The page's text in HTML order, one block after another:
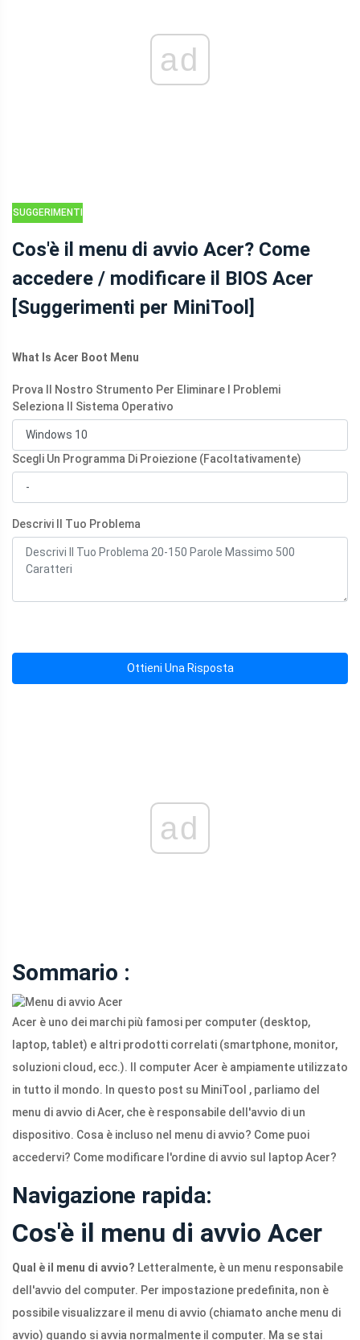
ad
SUGGERIMENTI
RECUPERO DEI
DATI
Cos'è il menu di avvio Acer? Come
accedere / modificare il BIOS Acer
[Suggerimenti per MiniTool]
What Is Acer Boot Menu
Prova Il Nostro Strumento Per Eliminare I Problemi
Seleziona Il Sistema Operativo
Scegli Un Programma Di Proiezione (Facoltativamente)
Descrivi Il Tuo Problema
Ottieni Una Risposta
ad
Sommario :
Acer è uno dei marchi più famosi per computer (desktop,
laptop, tablet) e altri prodotti correlati (smartphone, monitor,
soluzioni cloud, ecc.). Il computer Acer è ampiamente utilizzato
in tutto il mondo. In questo post su MiniTool , parliamo del
menu di avvio di Acer, che è responsabile dell'avvio di un
dispositivo. Cosa è incluso nel menu di avvio? Come puoi
accedervi? Come modificare l'ordine di avvio sul laptop Acer?
Navigazione rapida:
Cos'è il menu di avvio Acer
Qual è il menu di avvio? Letteralmente, è un menu responsabile
dell'avvio del computer. Per impostazione predefinita, non è
possibile visualizzare il menu di avvio (chiamato anche menu di
avvio) quando si avvia normalmente il computer. Ma se stai